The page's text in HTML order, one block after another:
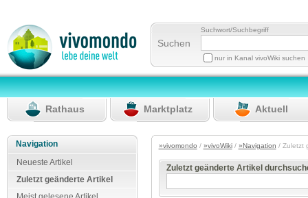
Suchen
Suchwort/Suchbegriff
nur in Kanal vivoWiki suchen
Rathaus Marktplatz Aktuell
Navigation
Neueste Artikel
Zuletzt geänderte Artikel
»vivomondo / »vivoWiki/ »Navigation / Zuletzt
Zuletzt geänderte Artikel